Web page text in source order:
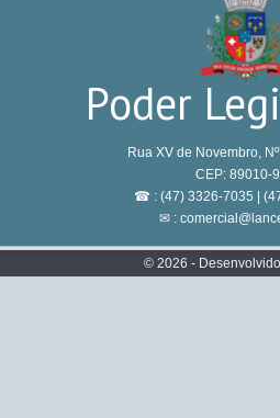
Poder
Rua XV de Novembro,
CEP: 89010-
☎ : (47) 3326-7035 |
✉ :
© 2026 -